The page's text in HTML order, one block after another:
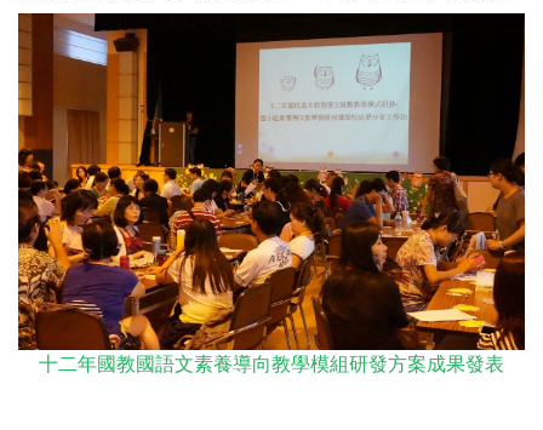
十二年國教國語文素養導向教學模組研發方案成果發表